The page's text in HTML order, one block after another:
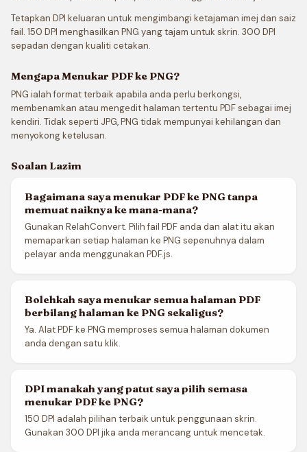
Tetapkan DPI keluaran untuk mengimbangi ketajaman imej dan saiz
fail. 150 DPI menghasilkan PNG yang tajam untuk skrin. 300 DPI
sepadan dengan kualiti cetakan.
Mengapa Menukar PDF ke PNG?
PNG ialah format terbaik apabila anda perlu berkongsi,
membenamkan atau mengedit halaman tertentu PDF sebagai imej
kendiri. Tidak seperti JPG, PNG tidak mempunyai kehilangan dan
menyokong ketelusan.
Soalan Lazim
Bagaimana saya menukar PDF ke PNG tanpa
memuat naiknya ke mana-mana?
Gunakan RelahConvert. Pilih fail PDF anda dan alat itu akan
memaparkan setiap halaman ke PNG sepenuhnya dalam
pelayar anda menggunakan PDF.js.
Bolehkah saya menukar semua halaman PDF
berbilang halaman ke PNG sekaligus?
Ya. Alat PDF ke PNG memproses semua halaman dokumen
anda dengan satu klik.
DPI manakah yang patut saya pilih semasa
menukar PDF ke PNG?
150 DPI adalah pilihan terbaik untuk penggunaan skrin.
Gunakan 300 DPI jika anda merancang untuk mencetak.